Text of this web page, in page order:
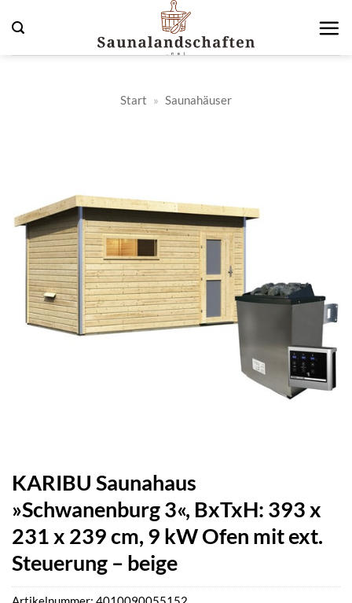
Inhalt
springen
Start » Saunahäuser
KARIBU Saunahaus
»Schwanenburg 3«, BxTxH: 393 x
231 x 239 cm, 9 kW Ofen mit ext.
Steuerung – beige